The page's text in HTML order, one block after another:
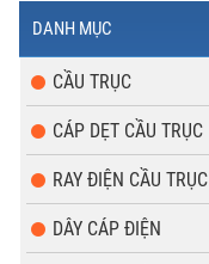
DANH MỤC
CẦU TRỤC
CÁP DẸT CẦU TRỤC
RAY ĐIỆN CẦU TRỤC
DÂY CÁP ĐIỆN